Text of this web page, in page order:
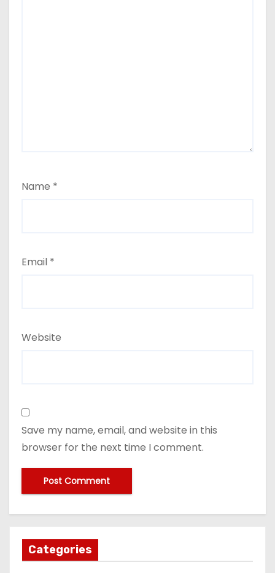
Name *
Email *
Website
Save my name, email, and website in this
browser for the next time I comment.
Categories